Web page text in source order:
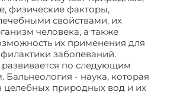
физические факторы,
свойствами, их
человека, а также
их применения для
заболеваний.
по следующим
Бальнеология - наука, которая
целебных природных вод и их